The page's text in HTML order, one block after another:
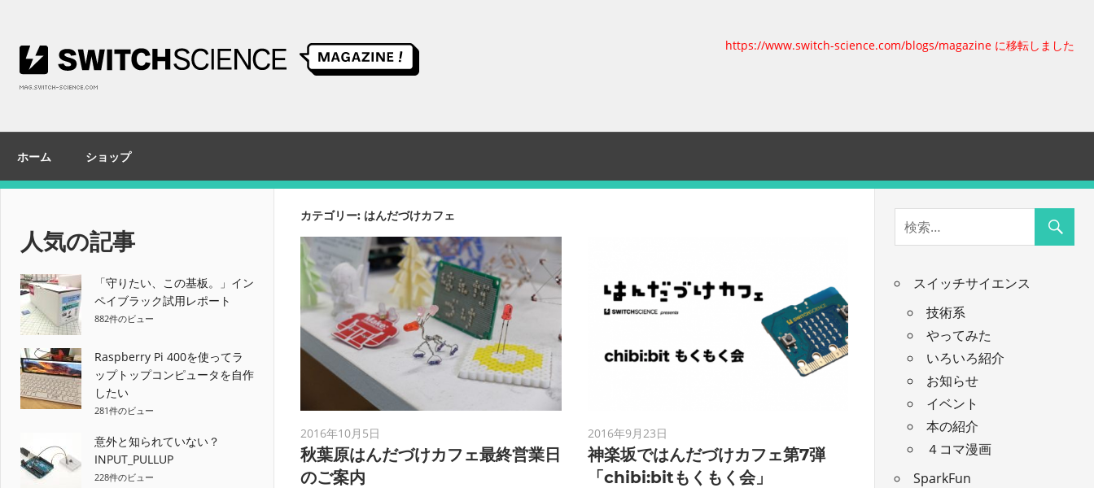
ッ
ッ
チ
サ
イ
エ
ン
ス
マ
https://www.switch-science.com/blogs/magazine に移転しました
ホーム ショップ
カテゴリー: はんだづけカフェ
2016年10月5日
秋葉原はんだづけカフェ最終営業日
のご案内
2016年9月23日
神楽坂ではんだづけカフェ第7弾
「chibi:bitもくもく会」
人気の記事
「守りたい、この基板。」イン
ペイブラック試用レポート
882件のビュー
Raspberry Pi 400を使ってラ
ップトップコンピュータを自作
したい
281件のビュー
意外と知られていない？
INPUT_PULLUP
228件のビュー
スイッチサイエンス
技術系
やってみた
いろいろ紹介
お知らせ
イベント
本の紹介
４コマ漫画
SparkFun